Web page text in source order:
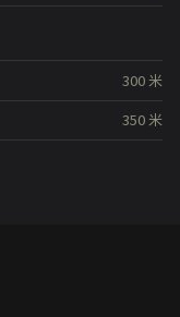
300米
350米